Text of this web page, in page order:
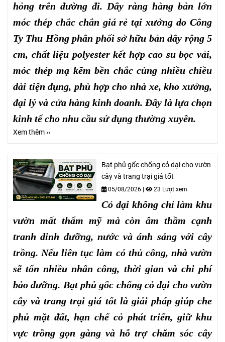
hỏng trên đường đi. Dây ràng hàng bản lớn
móc thép chắc chắn giá rẻ tại xưởng do Công
Ty Thu Hồng phân phối sở hữu bản dây rộng 5
cm, chất liệu polyester kết hợp cao su bọc vải,
móc thép mạ kẽm bền chắc cùng nhiều chiều
dài tiện dụng, phù hợp cho nhà xe, kho xưởng,
đại lý và cửa hàng kinh doanh. Đây là lựa chọn
kinh tế cho nhu cầu sử dụng thường xuyên.
Xem thêm ››
Bạt phủ gốc chống cỏ dại cho vườn
cây và trang trại giá tốt
05/08/2026 | 23 Lượt xem
Cỏ dại không chỉ làm khu
vườn mất thẩm mỹ mà còn âm thầm cạnh
tranh dinh dưỡng, nước và ánh sáng với cây
trồng. Nếu liên tục làm cỏ thủ công, nhà vườn
sẽ tốn nhiều nhân công, thời gian và chi phí
bảo dưỡng. Bạt phủ gốc chống cỏ dại cho vườn
cây và trang trại giá tốt là giải pháp giúp che
phủ mặt đất, hạn chế cỏ phát triển, giữ khu
vực trồng gọn gàng và hỗ trợ chăm sóc cây